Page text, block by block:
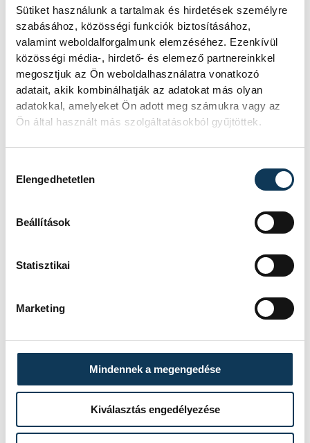
Sütiket használunk a tartalmak és hirdetések személyre
szabásához, közösségi funkciók biztosításához,
valamint weboldalforgalmunk elemzéséhez. Ezenkívül
közösségi média-, hirdető- és elemező partnereinkkel
megosztjuk az Ön weboldalhasználatra vonatkozó
adatait, akik kombinálhatják az adatokat más olyan
adatokkal, amelyeket Ön adott meg számukra vagy az
Ön által használt más szolgáltatásokból gyűjtöttek.
Elengedhetetlen
Beállítások
Statisztikai
Marketing
Mindennek a megengedése
Kiválasztás engedélyezése
TOVÁBBI CIKKEK
ÚSZÁS
Vizes Eb: Kós Hubert
különleges helyszín
miatt Kós Hubert számára Párizs
kezdődő medencés úszóversenyeken
pedig az egyik célja, hogy fő
megszerezze karrierje első Európa-
bajnoki címét.